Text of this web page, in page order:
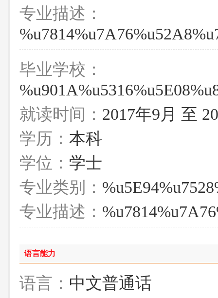
专业描述：
毕业学校：
就读时间： 2017年9月 至
学历： 本科
学位： 学士
专业类别：
专业描述：
语言能力
语言： 中文普通话